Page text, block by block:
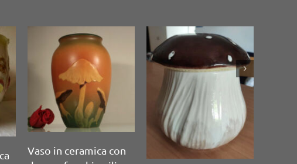
Pipa in radica a forma
di fungo
Gruppo di funghetti in
Piatto
rilievo